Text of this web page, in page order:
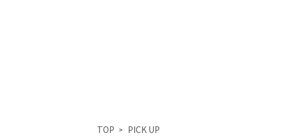
TOP PICK UP